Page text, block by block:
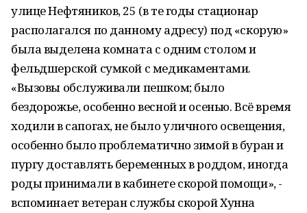
улице Нефтяников, 25 (в те годы стационар
располагался по данному адресу) под «скорую»
была выделена комната с одним столом и
фельдшерской сумкой с медикаментами.
«Вызовы обслуживали пешком; было
бездорожье, особенно весной и осенью. Всё время
ходили в сапогах, не было уличного освещения,
особенно было проблематично зимой в буран и
пургу доставлять беременных в роддом, иногда
роды принимали в кабинете скорой помощи», -
вспоминает ветеран службы скорой Хунна